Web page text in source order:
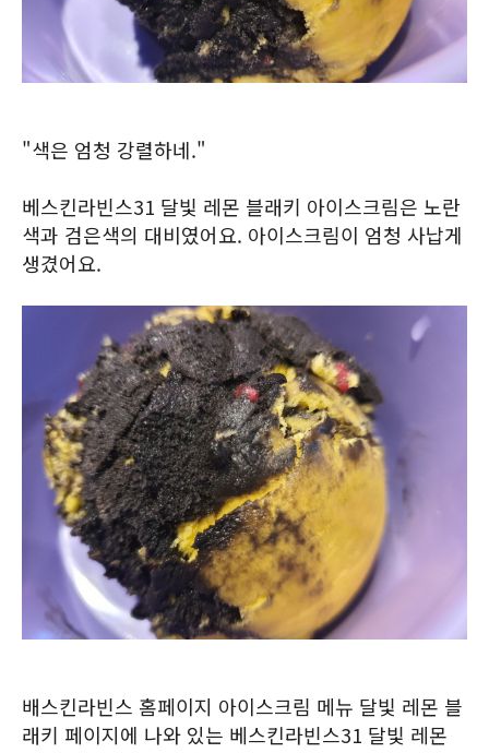
"색은 엄청 강렬하네."
베스킨라빈스31 달빛 레몬 블래키 아이스크림은 노란
색과 검은색의 대비였어요. 아이스크림이 엄청 사납게
생겼어요.
배스킨라빈스 홈페이지 아이스크림 메뉴 달빛 레몬 블
래키 페이지에 나와 있는 베스킨라빈스31 달빛 레몬